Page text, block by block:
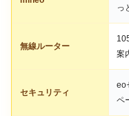
っ
無線ルーター
案
セキュリティ
eo
ペ